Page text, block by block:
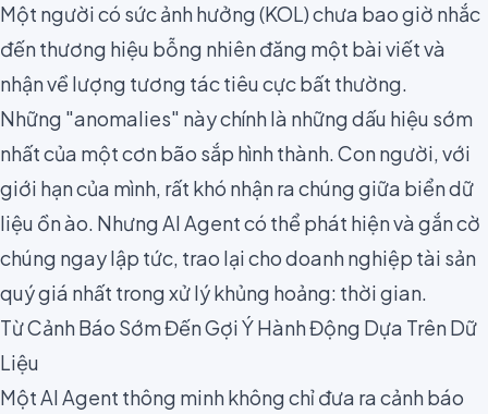
Một người có sức ảnh hưởng (KOL) chưa bao giờ nhắc
đến thương hiệu bỗng nhiên đăng một bài viết và
nhận về lượng tương tác tiêu cực bất thường.
Những "anomalies" này chính là những dấu hiệu sớm
nhất của một cơn bão sắp hình thành. Con người, với
giới hạn của mình, rất khó nhận ra chúng giữa biển dữ
liệu ồn ào. Nhưng AI Agent có thể phát hiện và gắn cờ
chúng ngay lập tức, trao lại cho doanh nghiệp tài sản
quý giá nhất trong xử lý khủng hoảng: thời gian.
Từ Cảnh Báo Sớm Đến Gợi Ý Hành Động Dựa Trên Dữ
Liệu
Một AI Agent thông minh không chỉ đưa ra cảnh báo